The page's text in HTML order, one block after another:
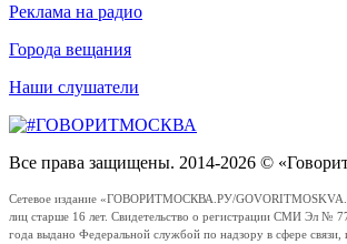
Реклама на радио
Города вещания
Наши слушатели
Все права защищены. 2014-2026 ©
Сетевое издание «ГОВОРИТМОСКВА.РУ/
лиц старше 16 лет. Свидетельство о регистрации СМИ Эл №
года выдано Федеральной службой по надзору в сфере